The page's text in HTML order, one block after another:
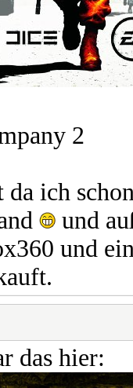
2
ich
und
und
das hier: